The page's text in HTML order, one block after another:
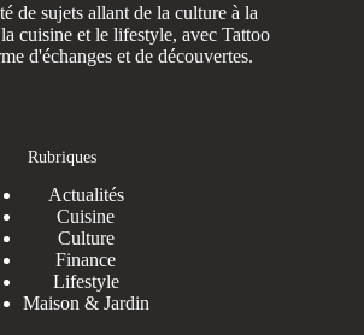
de sujets allant de la culture à la
cuisine et le lifestyle, avec Tattoo
d'échanges et de découvertes.
Rubriques
Actualités
Cuisine
Culture
Finance
Lifestyle
Maison & Jardin